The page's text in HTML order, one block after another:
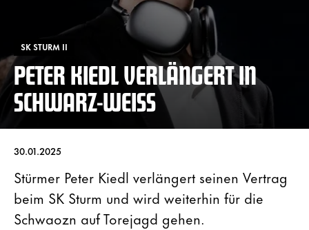
SK STURM II
PETER KIEDL VERLÄNGERT IN
SCHWARZ-WEISS
30.01.2025
Stürmer Peter Kiedl verlängert seinen Vertrag
beim SK Sturm und wird weiterhin für die
Schwaozn auf Torejagd gehen.